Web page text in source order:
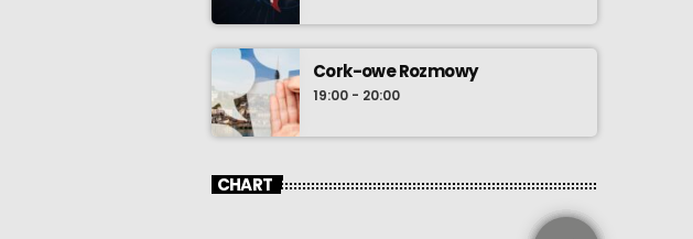
Cork-owe Rozmowy
19:00 - 20:00
CHART